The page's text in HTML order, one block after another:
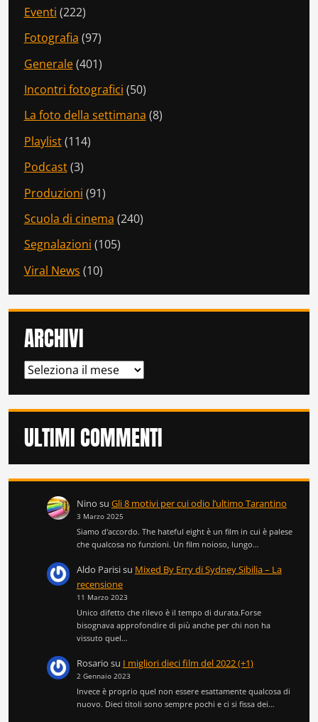
Eventi (222)
Fotografia (97)
Generale(401)
Incontri fotografici (50)
La foto della settimana (8)
Playlist(114)
Podcast(3)
Produzioni (91)
Scuola di cinema (240)
Segnalazioni (105)
Viral News (10)
ARCHIVI
ARCHIVI
ULTIMI COMMENTI
Nino su Gli 8 motivi per cui odio l’ultimo Tarantino
3 Marzo 2025
Siamo d'accordo. The hateful eight è un film in cui è palese
che qualcosa no funzioni. Un film noioso, lungo…
Aldo Parisisu Mixed By Erry di Sydney Sibilia – La
recensione
11 Marzo 2023
Unico difetto che rilevo è il tempo di durata.Forse
bisognava approfondire di più anche per chi non ha
vissuto quel…
Rosario su I migliori dieci film del 2022 (+1)
2 Gennaio 2023
Invece è proprio quel non essere esattamente qualcosa di
nuovo. Dieci titoli sono sempre pochi e ci si fissa dei…